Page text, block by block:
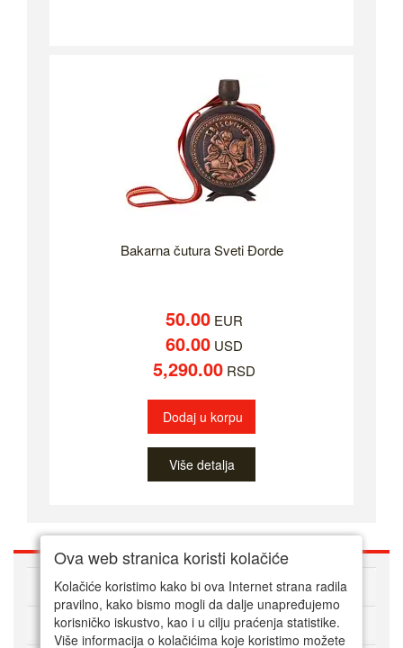
Bakarna čutura Sveti Đorde
50.00EUR
60.00USD
5,290.00RSD
Dodaj u korpu
Više detalja
O nama
Kako kupovati online
Ova web stranica koristi kolačiće
Kolačiće koristimo kako bi ova Internet strana radila
pravilno, kako bismo mogli da dalje unapređujemo
korisničko iskustvo, kao i u cilju praćenja statistike.
Više informacija o kolačićima koje koristimo možete